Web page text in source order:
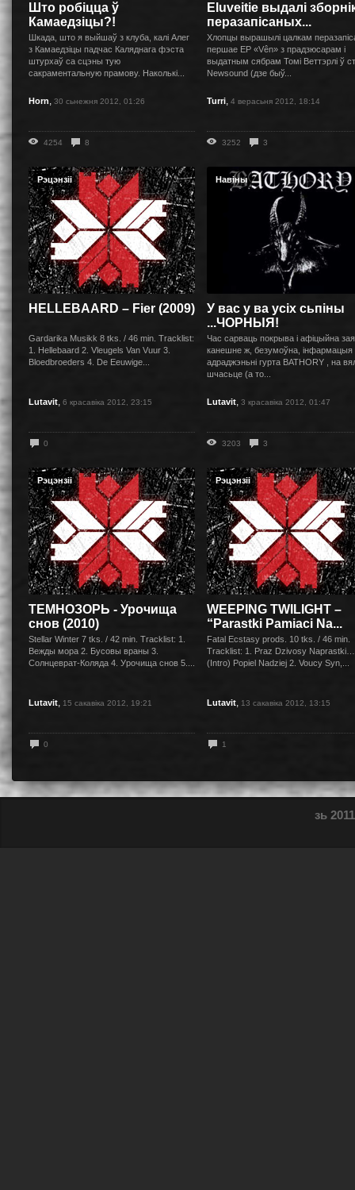
Што робіцца ў
Камаедзіцы?!
Шкада, што я выйшаў з клуба, калі Алег
з Камаедзіцы падчас Каляднага фэста
штурхаў са сцэны тую
сакраментальную прамову. Наколькі...
Horn, 30 сьнежня 2012, 01:26
4254 8
Eluveitie выдалі
перазапісаных...
Хлопцы вырашылі цалкам
першае EP «Vên» з прадзюсарам і
выдатным сябрам Томі Веттэрлі ў
Newsound (дзе быў...
Turri, 4 верасьня 2012, 18:14
3252 3
Рэцэнзіі
HELLEBAARD – Fier (2009)
Gardarika Musikk 8 tks. / 46 min. Tracklist:
1. Hellebaard 2. Vleugels Van Vuur 3.
Bloedbroeders 4. De Eeuwige...
Lutavit, 6 красавіка 2012, 23:15
0
Навіны
У вас у ва усіх сьпіны
...ЧОРНЫЯ!
Час сарваць покрыва і афіцыйна
канешне ж, безумоўна, інфармацыя
адраджэньні гурта BATHORY , на
шчасьце (а то...
Lutavit, 3 красавіка 2012, 01:47
3203 3
Рэцэнзіі
ТЕМНОЗОРЬ - Урочища
снов (2010)
Stellar Winter 7 tks. / 42 min. Tracklist: 1.
Вежды мора 2. Бусовы враны 3.
Солнцеврат-Коляда 4. Урочища снов 5....
Lutavit, 15 сакавіка 2012, 19:21
0
Рэцэнзіі
WEEPING TWILIGHT –
“Parastki Pamiaci Na...
Fatal Ecstasy prods. 10 tks. / 46 min.
Tracklist: 1. Praz Dzivosy Naprastki…
(Intro) Popiel Nadziej 2. Voucy Syn,...
Lutavit, 13 сакавіка 2012, 13:15
1
зь 2011